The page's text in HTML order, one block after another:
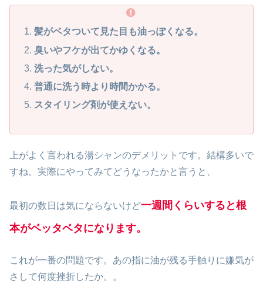
髪がベタついて見た目も油っぽくなる。
臭いやフケが出てかゆくなる。
洗った気がしない。
普通に洗う時より時間かかる。
スタイリング剤が使えない。
上がよく言われる湯シャンのデメリットです。結構多いで
すね。実際にやってみてどうなったかと言うと、
最初の数日は気にならないけど一週間くらいすると根
本がベッタベタになります。
これが一番の問題です。あの指に油が残る手触りに嫌気が
さして何度挫折したか。。